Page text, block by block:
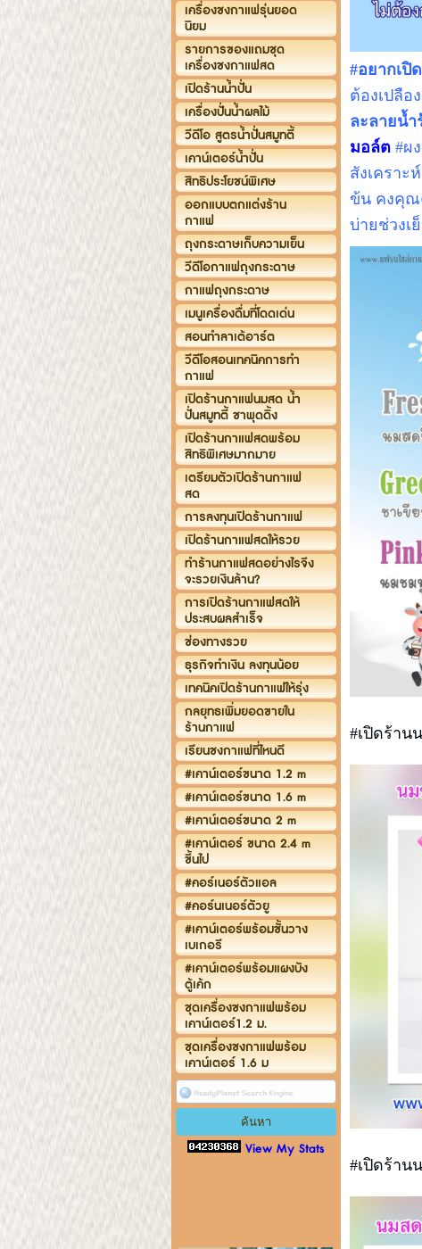
เครื่องชงกาแฟรุ่นยอด
นิยม
รายการของแถมชุด
เครื่องชงกาแฟสด
เปิดร้านน้ำปั่น
เครื่องปั่นน้ำผลไม้
วีดีโอ สูตรน้ำปั่นสมูทตี้
เคาน์เตอร์น้ำปั่น
สิทธิประโยชน์พิเศษ
ออกแบบตกแต่งร้าน
กาแฟ
ถุงกระดาษเก็บความเย็น
วีดีโอกาแฟถุงกระดาษ
กาแฟถุงกระดาษ
เมนูเครื่องดื่มที่โดดเด่น
สอนทำลาเต้อาร์ต
วีดีโอสอนเทคนิคการทำ
กาแฟ
เปิดร้านกาแฟนมสด น้ำ
ปั่นสมูทตี้ ชาพุดดิ้ง
เปิดร้านกาแฟสดพร้อม
สิทธิพิเศษมากมาย
เตรียมตัวเปิดร้านกาแฟ
สด
การลงทุนเปิดร้านกาแฟ
เปิดร้านกาแฟสดให้รวย
ทำร้านกาแฟสดอย่างไรจึง
จะรวยเงินล้าน?
การเปิดร้านกาแฟสดให้
ประสบผลสำเร็จ
ช่องทางรวย
ธุรกิจทำเงิน ลงทุนน้อย
เทคนิคเปิดร้านกาแฟให้รุ่ง
กลยุทธเพิ่มยอดขายใน
ร้านกาแฟ
เรียนชงกาแฟที่ไหนดี
#เคาน์เตอร์ขนาด 1.2 m
#เคาน์เตอร์ขนาด 1.6 m
#เคาน์เตอร์ขนาด 2 m
#เคาน์เตอร์ ขนาด 2.4 m
ขึ้นไป
#คอร์เนอร์ตัวแอล
#คอร์นเนอร์ตัวยู
#เคาน์เตอร์พร้อมชั้นวาง
เบเกอรี
#เคาน์เตอร์พร้อมแผงบัง
ตู้เค้ก
ชุดเครื่องชงกาแฟพร้อม
เคาน์เตอร์1.2 ม.
ชุดเครื่องชงกาแฟพร้อม
เคาน์เตอร์ 1.6 ม
View My Stats
#อยากเปิ
ต้องเปลือ
ละลายน้ำ
มอล์ต #ผ
สังเคราะ
ข้น คงคุณ
บ่ายช่วงเ
#เปิดร้า
#เปิดร้า